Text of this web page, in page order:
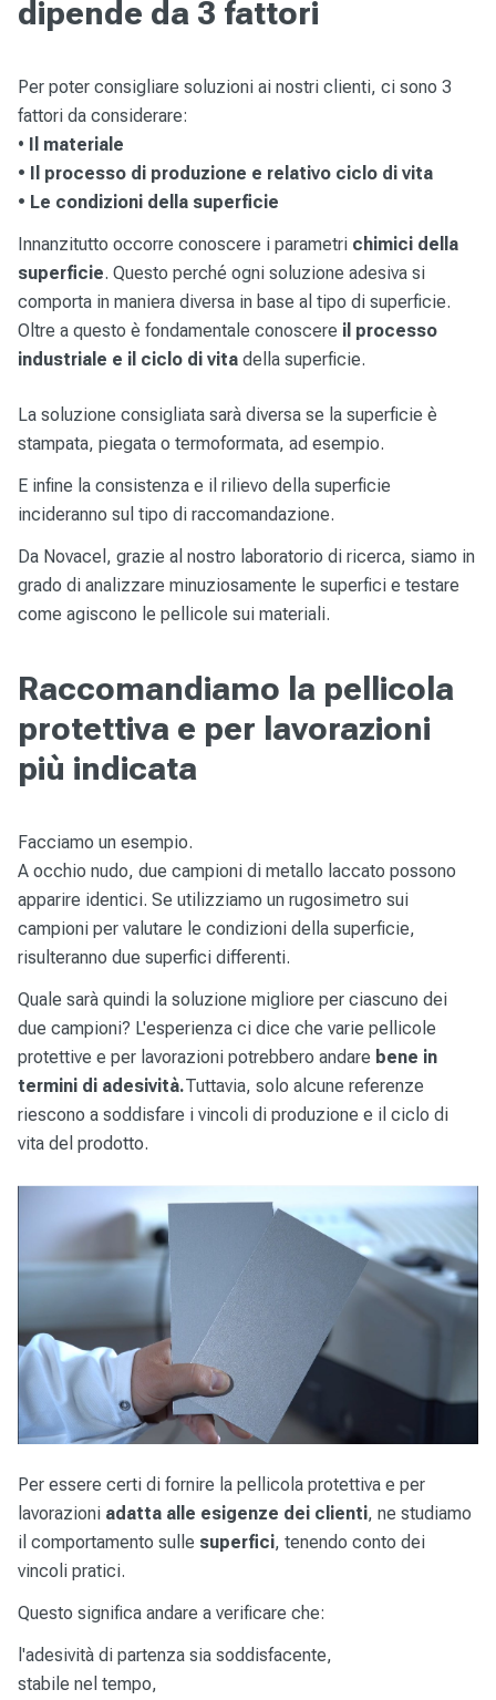
dipende da 3 fattori
Per poter consigliare soluzioni ai nostri clienti, ci sono 3
fattori da considerare:
• Il materiale
• Il processo di produzione e relativo ciclo di vita
• Le condizioni della superficie
Innanzitutto occorre conoscere i parametri chimici della
superficie. Questo perché ogni soluzione adesiva si
comporta in maniera diversa in base al tipo di superficie.
Oltre a questo è fondamentale conoscere il processo
industriale e il ciclo di vita della superficie.
La soluzione consigliata sarà diversa se la superficie è
stampata, piegata o termoformata, ad esempio.
E infine la consistenza e il rilievo della superficie
incideranno sul tipo di raccomandazione.
Da Novacel, grazie al nostro laboratorio di ricerca, siamo in
grado di analizzare minuziosamente le superfici e testare
come agiscono le pellicole sui materiali.
Raccomandiamo la pellicola
protettiva e per lavorazioni
più indicata
Facciamo un esempio.
A occhio nudo, due campioni di metallo laccato possono
apparire identici. Se utilizziamo un rugosimetro sui
campioni per valutare le condizioni della superficie,
risulteranno due superfici differenti.
Quale sarà quindi la soluzione migliore per ciascuno dei
due campioni? L'esperienza ci dice che varie pellicole
protettive e per lavorazioni potrebbero andare bene in
termini di adesività.Tuttavia, solo alcune referenze
riescono a soddisfare i vincoli di produzione e il ciclo di
vita del prodotto.
Per essere certi di fornire la pellicola protettiva e per
lavorazioni adatta alle esigenze dei clienti, ne studiamo
il comportamento sulle superfici, tenendo conto dei
vincoli pratici.
Questo significa andare a verificare che:
l'adesività di partenza sia soddisfacente,
stabile nel tempo,